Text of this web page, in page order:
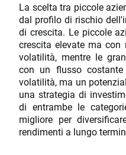
La scelta tra piccole
dal profilo di rischio
di crescita. Le piccole
crescita elevate ma
volatilità, mentre le
con un flusso
volatilità, ma un
una strategia di
di entrambe le
migliore per
rendimenti a lungo